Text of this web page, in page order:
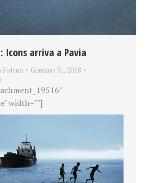
Icons arriva a Pavia
Folena
Gennaio 31, 2018
width=""]